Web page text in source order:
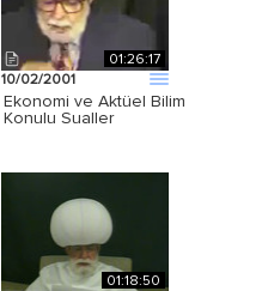
01:26:17
10/02/2001
Ekonomi ve Aktüel Bilim
Konulu Sualler
01:18:50